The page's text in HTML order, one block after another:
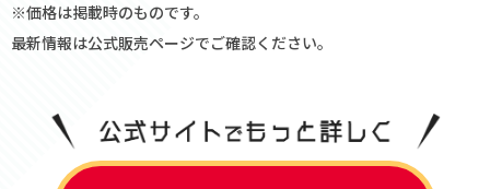
※価格は掲載時のものです。
最新情報は公式販売ページでご確認ください。